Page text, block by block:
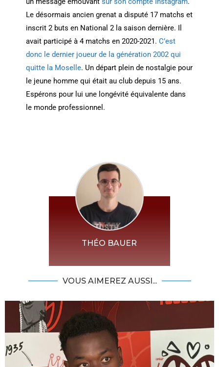
Le désormais ancien grenat a disputé 17 matchs et
inscrit 2 buts en National 2 la saison dernière. Il
avait participé à 4 matchs en 2020-2021. C’est
donc le dernier joueur de la génération 2002 qui
quitte la Moselle. Un départ plein de nostalgie pour
le jeune homme qui était au club depuis 15 ans.
Espérons pour lui une longévité équivalente dans
le monde professionnel.
THÉO BAUER
VOUS AIMEREZ AUSSI...